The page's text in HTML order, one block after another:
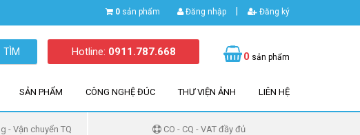
0 sản phẩm Đăng nhập Đăng ký
TÌM Hotline: 0911.787.668 0 sản phẩm
SẢN PHẨM CÔNG NGHỆ ĐÚC THƯ VIỆN ẢNH LIÊN HỆ
- Vận chuyển TQ CO - CQ - VAT đầy đủ